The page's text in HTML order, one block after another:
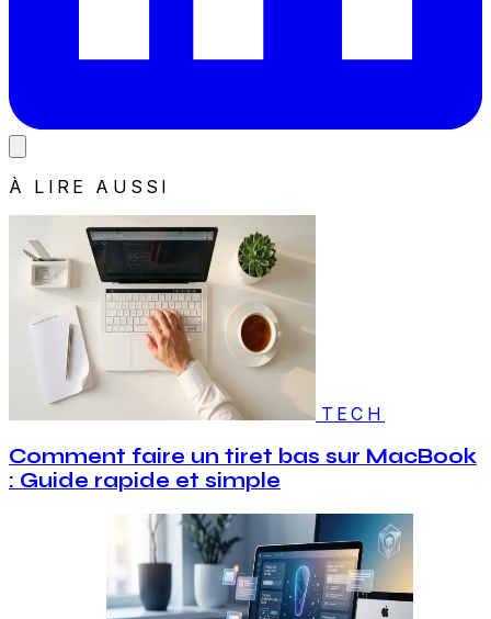
À LIRE AUSSI
TECH
Comment faire un tiret bas sur MacBook
: Guide rapide et simple